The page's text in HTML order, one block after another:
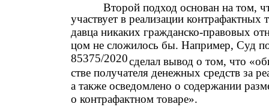
Второй подход основан на том,
участвует в реализации контрафактных
давца никаких гражданско-правовых
цом не сложилось бы. Например, Суд
85375/2020сделал вывод о том, что
стве получателя денежных средств за
а также осведомлено о содержании
о контрафактном товаре».